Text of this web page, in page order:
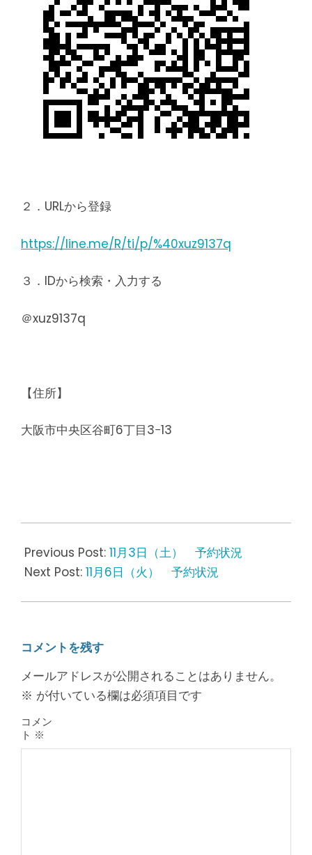
２．URLから登録
https://line.me/R/ti/p/%40xuz9137q
３．IDから検索・入力する
＠xuz9137q
【住所】
大阪市中央区谷町6丁目3−13
11-
05
Previous Post: 11月3日（土） 予約状況
Next Post: 11月6日（火） 予約状況
コメントを残す
メールアドレスが公開されることはありません。
※ が付いている欄は必須項目です
コメン
ト ※